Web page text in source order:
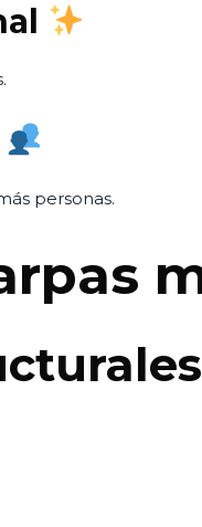
personas.